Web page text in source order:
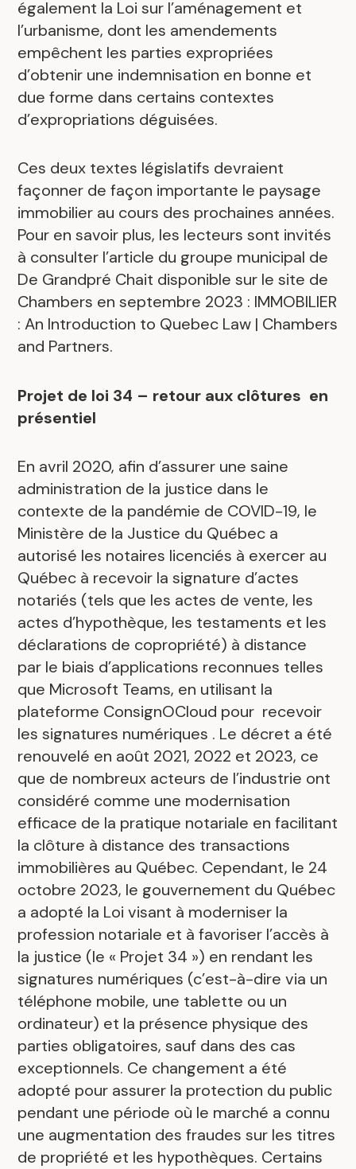
également la Loi sur l’aménagement et
l’urbanisme, dont les amendements
empêchent les parties expropriées
d’obtenir une indemnisation en bonne et
due forme dans certains contextes
d’expropriations déguisées.
Ces deux textes législatifs devraient
façonner de façon importante le paysage
immobilier au cours des prochaines années.
Pour en savoir plus, les lecteurs sont invités
à consulter l’article du groupe municipal de
De Grandpré Chait disponible sur le site de
Chambers en septembre 2023 : IMMOBILIER
: An Introduction to Quebec Law | Chambers
and Partners.
Projet de loi 34 – retour aux clôtures en
présentiel
En avril 2020, afin d’assurer une saine
administration de la justice dans le
contexte de la pandémie de COVID-19, le
Ministère de la Justice du Québec a
autorisé les notaires licenciés à exercer au
Québec à recevoir la signature d’actes
notariés (tels que les actes de vente, les
actes d’hypothèque, les testaments et les
déclarations de copropriété) à distance
par le biais d’applications reconnues telles
que Microsoft Teams, en utilisant la
plateforme ConsignOCloud pour recevoir
les signatures numériques . Le décret a été
renouvelé en août 2021, 2022 et 2023, ce
que de nombreux acteurs de l’industrie ont
considéré comme une modernisation
efficace de la pratique notariale en facilitant
la clôture à distance des transactions
immobilières au Québec. Cependant, le 24
octobre 2023, le gouvernement du Québec
a adopté la Loi visant à moderniser la
profession notariale et à favoriser l’accès à
la justice (le « Projet 34 ») en rendant les
signatures numériques (c’est-à-dire via un
téléphone mobile, une tablette ou un
ordinateur) et la présence physique des
parties obligatoires, sauf dans des cas
exceptionnels. Ce changement a été
adopté pour assurer la protection du public
pendant une période où le marché a connu
une augmentation des fraudes sur les titres
de propriété et les hypothèques. Certains